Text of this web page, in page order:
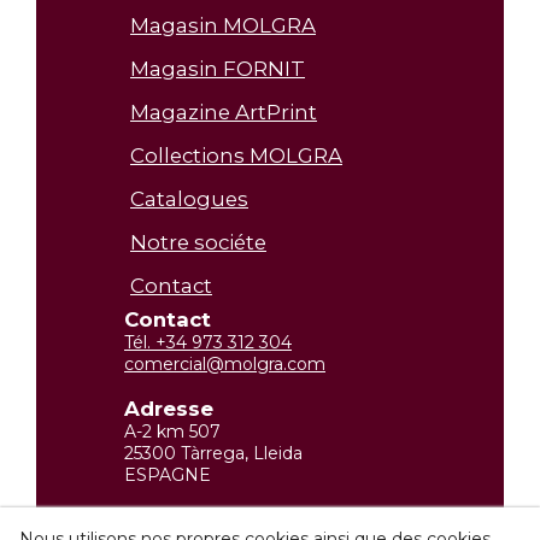
Magasin MOLGRA
Magasin FORNIT
Magazine ArtPrint
Collections MOLGRA
Catalogues
Notre sociéte
Contact
Contact
Tél. +34 973 312 304
comercial@molgra.com
Adresse
A-2 km 507
25300 Tàrrega, Lleida
ESPAGNE
Information légale